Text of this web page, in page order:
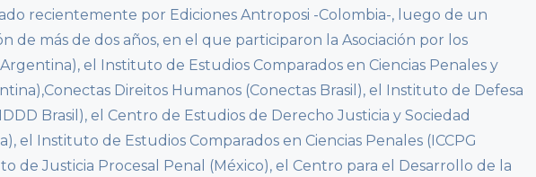
recientemente por Ediciones Antroposi -Colombia-, luego de un
de más de dos años, en el que participaron la Asociación por los
el Instituto de Estudios Comparados en Ciencias Penales y
Direitos Humanos (Conectas Brasil), el Instituto de Defesa
Brasil), el Centro de Estudios de Derecho Justicia y Sociedad
el Instituto de Estudios Comparados en Ciencias Penales (ICCPG
de Justicia Procesal Penal (México), el Centro para el Desarrollo de la